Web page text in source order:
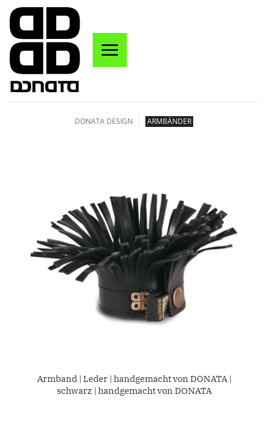
Zum Hauptinhalt springen
DONATA DESIGN ARMBÄNDER
Armband | Leder | handgemacht von DONATA |
schwarz | handgemacht von DONATA